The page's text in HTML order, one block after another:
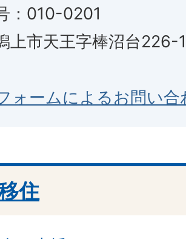
：010-0201
上市天王字棒沼台226-1
ォームによるお問い合
住